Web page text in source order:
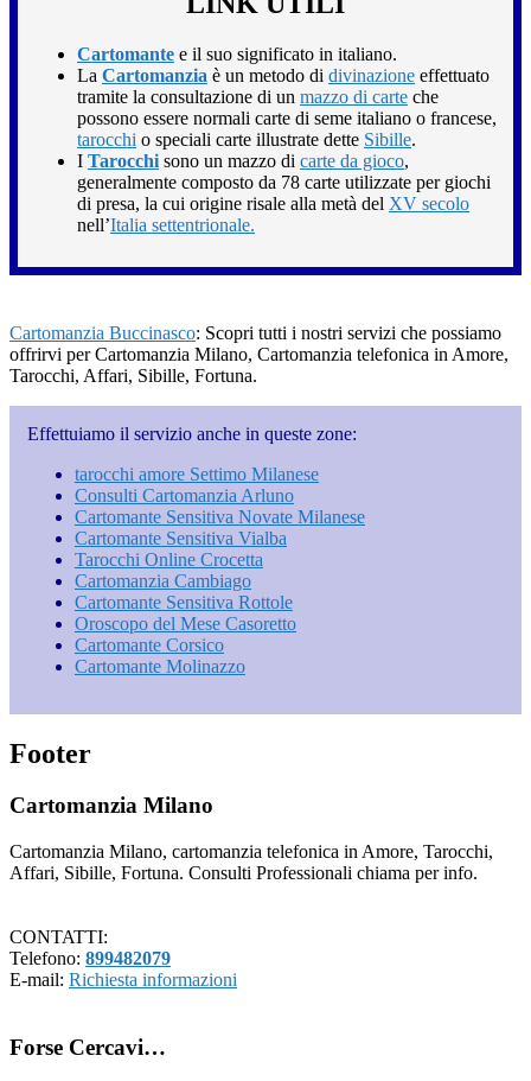
Cartomante e il suo significato in italiano.
La Cartomanzia è un metodo di divinazione effettuato
tramite la consultazione di un mazzo di carte che
possono essere normali carte di seme italiano o francese,
tarocchi o speciali carte illustrate dette Sibille.
I Tarocchi sono un mazzo di carte da gioco,
generalmente composto da 78 carte utilizzate per giochi
di presa, la cui origine risale alla metà del XV secolo
nell’Italia settentrionale.
Cartomanzia Buccinasco: Scopri tutti i nostri servizi che possiamo
offrirvi per Cartomanzia Milano, Cartomanzia telefonica in Amore,
Tarocchi, Affari, Sibille, Fortuna.
Effettuiamo il servizio anche in queste zone:
tarocchi amore Settimo Milanese
Consulti Cartomanzia Arluno
Cartomante Sensitiva Novate Milanese
Cartomante Sensitiva Vialba
Tarocchi Online Crocetta
Cartomanzia Cambiago
Cartomante Sensitiva Rottole
Oroscopo del Mese Casoretto
Cartomante Corsico
Cartomante Molinazzo
Footer
Cartomanzia Milano
Cartomanzia Milano, cartomanzia telefonica in Amore, Tarocchi,
Affari, Sibille, Fortuna. Consulti Professionali chiama per info.
CONTATTI:
Telefono: 899482079
E-mail: Richiesta informazioni
Forse Cercavi…